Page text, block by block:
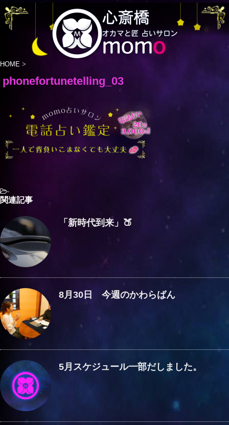
HOME >
phonefortunetelling_03
-
関連記事
「新時代到来」🍑
8月30日 今週のかわらばん
5月スケジュール一部だしました。